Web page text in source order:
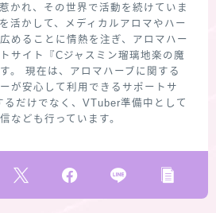
かれ、その世界で活動を続けていま
活かして、メディカルアロマやハー
めることに情熱を注ぎ、アロマハー
サイト『Cジャスミン瑠璃地楽の魔
。 現在は、アロマハーブに関する
が安心して利用できるサポートサ
るだけでなく、VTuber準備中として
なども行っています。